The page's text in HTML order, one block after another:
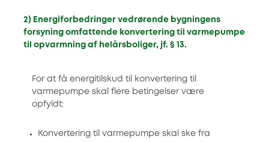
2) Energiforbedringer vedrørende bygningens
forsyning omfattende konvertering til varmepumpe
til opvarmning af helårsboliger, jf. § 13.
For at få energitilskud til konvertering til
varmepumpe skal flere betingelser være
opfyldt:
Konvertering til varmepumpe skal ske fra